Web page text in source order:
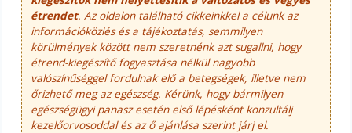
étrendet. Az oldalon található cikkeinkkel a célunk az
információközlés és a tájékoztatás, semmilyen
körülmények között nem szeretnénk azt sugallni, hogy
étrend-kiegészítő fogyasztása nélkül nagyobb
valószínűséggel fordulnak elő a betegségek, illetve nem
őrizhető meg az egészség. Kérünk, hogy bármilyen
egészségügyi panasz esetén első lépésként konzultálj
kezelőorvosoddal és az ő ajánlása szerint járj el.